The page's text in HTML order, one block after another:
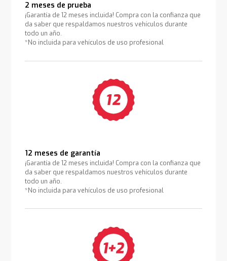
2 meses de prueba
¡Garantía de 12 meses incluida! Compra con la confianza que
da saber que respaldamos nuestros vehículos durante
todo un año.
*No incluida para vehículos de uso profesional
12 meses de garantía
¡Garantía de 12 meses incluida! Compra con la confianza que
da saber que respaldamos nuestros vehículos durante
todo un año.
*No incluida para vehículos de uso profesional